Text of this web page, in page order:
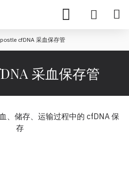
cfDNA 采血保存管
采血保存管
、储存、运输过程中的 cfDNA 保
存